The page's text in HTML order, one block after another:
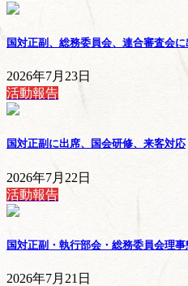
国対正副、総務委員会、連合審査会に
2026年7月23日
活動報告
国対正副に出席、国会研修、来客対応
2026年7月22日
活動報告
国対正副・執行部会・総務委員会理
2026年7月21日